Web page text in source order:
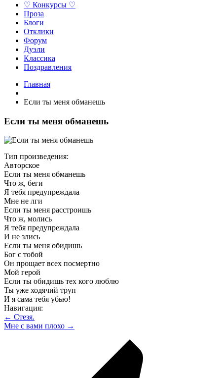
♡ Конкурсы ♡
Проза
Блоги
Отклики
Форум
Дуэли
Классика
Поздравления
Главная
Если ты меня обманешь
Если ты меня обманешь
Тип произведения:
Авторское
Если ты меня обманешь
Что ж, беги
Я тебя предупреждала
Мне не лги
Если ты меня расстроишь
Что ж, молись
Я тебя предупреждала
И не злись
Если ты меня обидишь
Бог с тобой
Он прощает всех посмертно
Мой герой
Если ты обидишь тех кого люблю
Ты уже ходячий труп
И я сама тебя убью!
Навигация:
← Стезя.
Мне с вами плохо →